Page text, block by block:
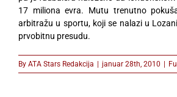
17 miliona evra. Mutu trenutno
arbitražu u sportu, koji se nalazi u
prvobitnu presudu.
By ATA Stars Redakcija januar 28th, 2010